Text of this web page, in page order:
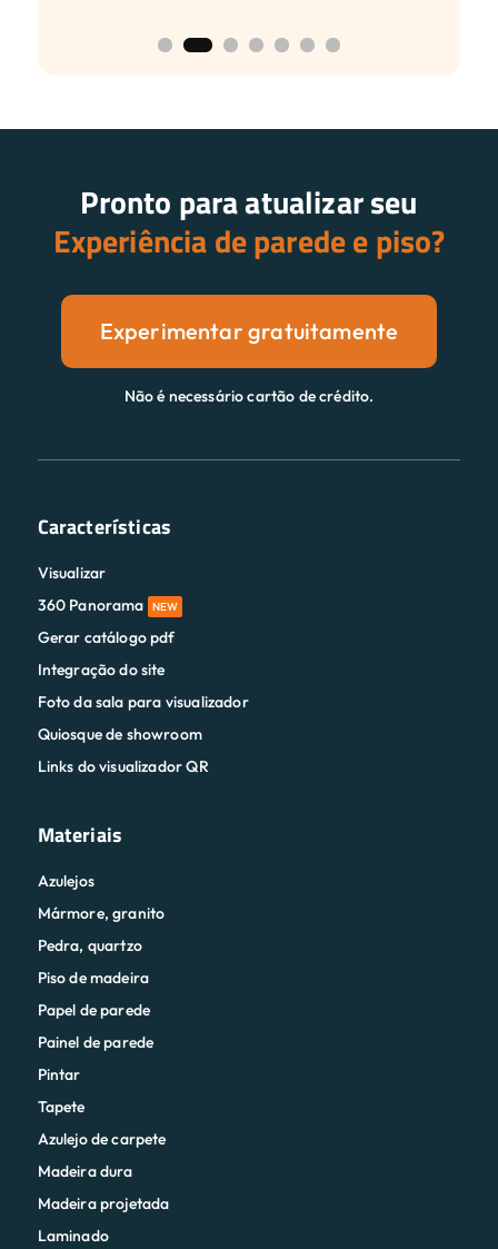
Experiência de parede e piso?
Experimentar gratuitamente
Não é necessário cartão de crédito.
Gerar catálogo pdf
Integração do site
Foto da sala para visualizador
Quiosque de showroom
Links do visualizador QR
Materiais
Pedra, quartzo
Piso de madeira
Papel de parede
Painel de parede
Pintar
Tapete
Azulejo de carpete
Madeira dura
Madeira projetada
Laminado
Piso de vinil
Spc
WPC